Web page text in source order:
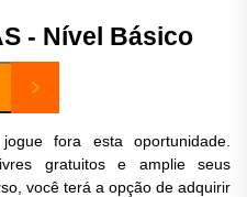
- Nível Básico
fora esta oportunidade.
gratuitos e amplie seus
você terá a opção de adquirir